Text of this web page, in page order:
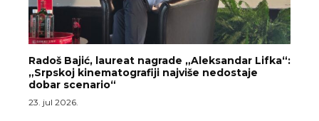
Radoš Bajić, laureat nagrade „Aleksandar Lifka“:
„Srpskoj kinematografiji najviše nedostaje
dobar scenario“
23. jul 2026.